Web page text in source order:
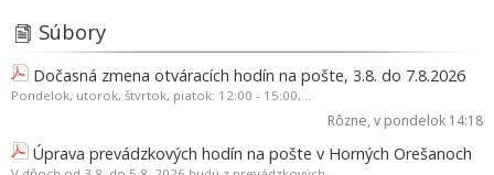
Súbory
Dočasná zmena otváracích hodín na pošte, 3.8. do 7.8.2026
Pondelok, utorok, štvrtok, piatok: 12:00 - 15:00,...
Rôzne, v pondelok 14:18
Úprava prevádzkových hodín na pošte v Horných Orešanoch